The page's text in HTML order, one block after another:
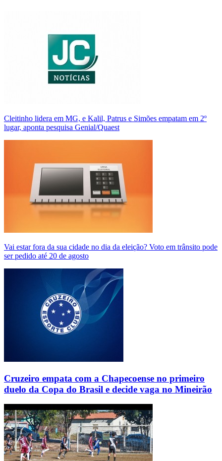
Cleitinho lidera em MG, e Kalil, Patrus e Simões empatam em 2º
lugar, aponta pesquisa Genial/Quaest
Vai estar fora da sua cidade no dia da eleição? Voto em trânsito pode
ser pedido até 20 de agosto
Cruzeiro empata com a Chapecoense no primeiro
duelo da Copa do Brasil e decide vaga no Mineirão